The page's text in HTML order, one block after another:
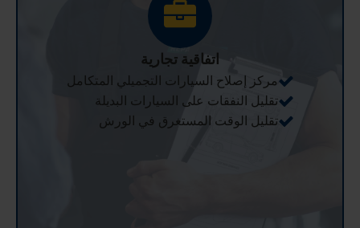
اتفاقية تجارية
مركز إصلاح السيارات التجميلي المتكامل
تقليل النفقات على السيارات البديلة
تقليل الوقت المستغرق في الورش